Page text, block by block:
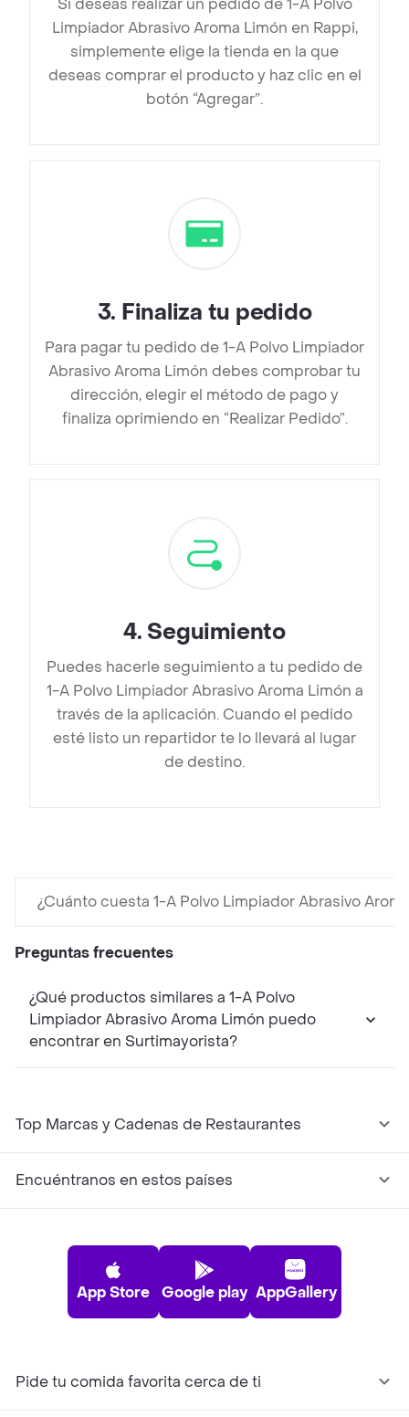
Si deseas realizar un pedido de 1-A Polvo
Limpiador Abrasivo Aroma Limón en Rappi,
simplemente elige la tienda en la que
deseas comprar el producto y haz clic en el
botón “Agregar”.
3. Finaliza tu pedido
Para pagar tu pedido de 1-A Polvo Limpiador
Abrasivo Aroma Limón debes comprobar tu
dirección, elegir el método de pago y
finaliza oprimiendo en “Realizar Pedido”.
4. Seguimiento
Puedes hacerle seguimiento a tu pedido de
1-A Polvo Limpiador Abrasivo Aroma Limón a
través de la aplicación. Cuando el pedido
esté listo un repartidor te lo llevará al lugar
de destino.
¿Cuánto cuesta 1-A Polvo Limpiador Abrasivo
Preguntas frecuentes
¿Qué productos similares a 1-A Polvo
Limpiador Abrasivo Aroma Limón puedo
encontrar en Surtimayorista?
Top Marcas y Cadenas de Restaurantes
Encuéntranos en estos países
App Store Google play AppGallery
Pide tu comida favorita cerca de ti